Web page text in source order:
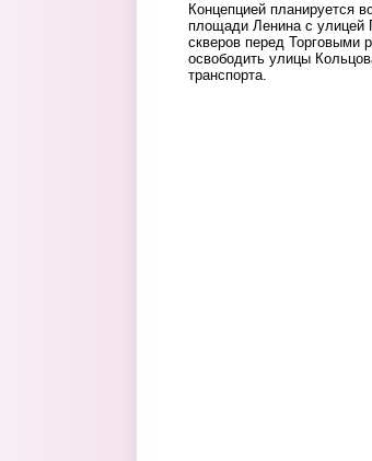
Концепцией планируется
площади Ленина с улицей
скверов перед
освободить улицы
транспорта.